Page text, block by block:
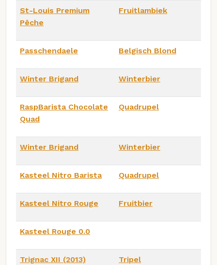
St-Louis Premium
Pêche
Fruitlambiek
Passchendaele Belgisch Blond
Winter Brigand Winterbier
RaspBarista Chocolate
Quad
Quadrupel
Winter Brigand Winterbier
Kasteel Nitro Barista Quadrupel
Kasteel Nitro Rouge Fruitbier
Kasteel Rouge 0.0
Trignac XII (2013) Tripel